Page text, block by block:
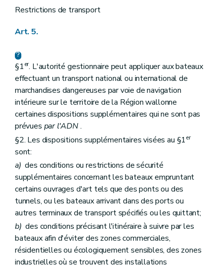
Restrictions de transport
Art. 5.
§1er. L'autorité gestionnaire peut appliquer aux bateaux
effectuant un transport national ou international de
marchandises dangereuses par voie de navigation
intérieure sur le territoire de la Région wallonne
certaines dispositions supplémentaires qui ne sont pas
prévues par l'ADN.
§2. Les dispositions supplémentaires visées au §1er
sont:
a) des conditions ou restrictions de sécurité
supplémentaires concernant les bateaux empruntant
certains ouvrages d'art tels que des ponts ou des
tunnels, ou les bateaux arrivant dans des ports ou
autres terminaux de transport spécifiés ou les quittant;
b) des conditions précisant l'itinéraire à suivre par les
bateaux afin d'éviter des zones commerciales,
résidentielles ou écologiquement sensibles, des zones
industrielles où se trouvent des installations